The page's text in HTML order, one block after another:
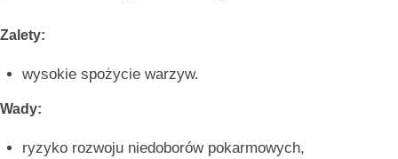
Zalety:
wysokie spożycie warzyw.
Wady:
ryzyko rozwoju niedoborów pokarmowych,